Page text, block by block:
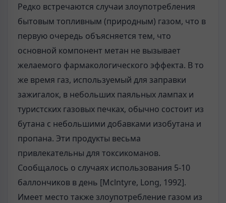
Редко встречаются случаи злоупотребления
бытовым топливным (природ­ным) газом, что в
первую очередь объясняется тем, что
основной компонент метан не вызывает
желаемого фармакологического эффекта. В то
же время газ, используемый для заправки
зажигалок, в небольших паяльных лампах и
туристских газовых печках, обычно состоит из
бутана с небольшими добавка­ми изобутана и
пропана. Эти продукты весьма
привлекательны для токсико­манов.
Сообщалось о случаях использования 5-10
баллончиков в день [Mclntyre, Long, 1992].
Имеет место также злоупотребление газом из